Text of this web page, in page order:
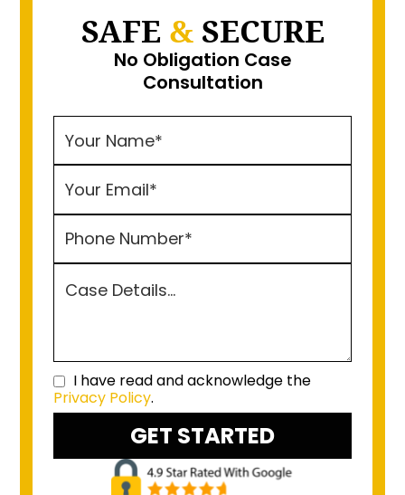
SAFE &SECURE
No Obligation Case
Consultation
I have read and acknowledge the
Privacy Policy.